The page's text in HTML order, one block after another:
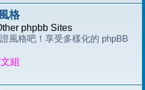
格
phpbb Sites
風格吧！享受多樣化的 phpBB
組